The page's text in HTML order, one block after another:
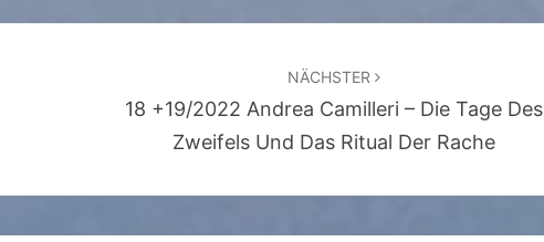
NÄCHSTER
18 +19/2022 Andrea Camilleri – Die Tage Des
Zweifels Und Das Ritual Der Rache